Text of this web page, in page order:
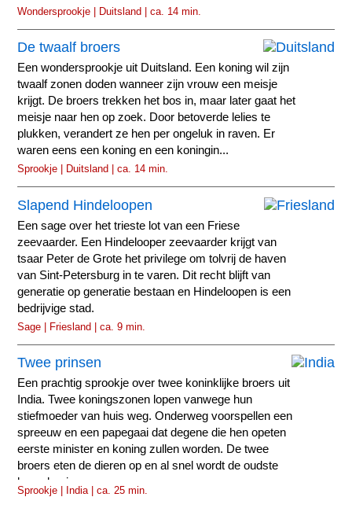
Wondersprookje | Duitsland | ca. 14 min.
De twaalf broers
Een wondersprookje uit Duitsland. Een koning wil zijn
twaalf zonen doden wanneer zijn vrouw een meisje
krijgt. De broers trekken het bos in, maar later gaat het
meisje naar hen op zoek. Door betoverde lelies te
plukken, verandert ze hen per ongeluk in raven. Er
waren eens een koning en een koningin...
Sprookje | Duitsland | ca. 14 min.
Slapend Hindeloopen
Een sage over het trieste lot van een Friese
zeevaarder. Een Hindelooper zeevaarder krijgt van
tsaar Peter de Grote het privilege om tolvrij de haven
van Sint-Petersburg in te varen. Dit recht blijft van
generatie op generatie bestaan en Hindeloopen is een
bedrijvige stad.
Sage | Friesland | ca. 9 min.
Twee prinsen
Een prachtig sprookje over twee koninklijke broers uit
India. Twee koningszonen lopen vanwege hun
stiefmoeder van huis weg. Onderweg voorspellen een
spreeuw en een papegaai dat degene die hen opeten
eerste minister en koning zullen worden. De twee
broers eten de dieren op en al snel wordt de oudste
broer koning.
Sprookje | India | ca. 25 min.